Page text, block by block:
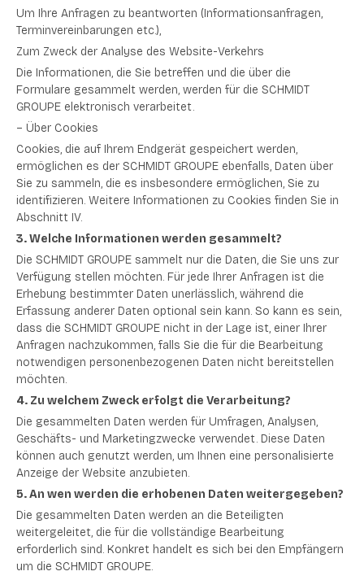
Um Ihre Anfragen zu beantworten (Informationsanfragen,
Terminvereinbarungen etc.),
Zum Zweck der Analyse des Website-Verkehrs
Die Informationen, die Sie betreffen und die über die
Formulare gesammelt werden, werden für die SCHMIDT
GROUPE elektronisch verarbeitet.
– Über Cookies
Cookies, die auf Ihrem Endgerät gespeichert werden,
ermöglichen es der SCHMIDT GROUPE ebenfalls, Daten über
Sie zu sammeln, die es insbesondere ermöglichen, Sie zu
identifizieren. Weitere Informationen zu Cookies finden Sie in
Abschnitt IV.
3. Welche Informationen werden gesammelt?
Die SCHMIDT GROUPE sammelt nur die Daten, die Sie uns zur
Verfügung stellen möchten. Für jede Ihrer Anfragen ist die
Erhebung bestimmter Daten unerlässlich, während die
Erfassung anderer Daten optional sein kann. So kann es sein,
dass die SCHMIDT GROUPE nicht in der Lage ist, einer Ihrer
Anfragen nachzukommen, falls Sie die für die Bearbeitung
notwendigen personenbezogenen Daten nicht bereitstellen
möchten.
4. Zu welchem Zweck erfolgt die Verarbeitung?
Die gesammelten Daten werden für Umfragen, Analysen,
Geschäfts- und Marketingzwecke verwendet. Diese Daten
können auch genutzt werden, um Ihnen eine personalisierte
Anzeige der Website anzubieten.
5.An wen werden die erhobenen Daten weitergegeben?
Die gesammelten Daten werden an die Beteiligten
weitergeleitet, die für die vollständige Bearbeitung
erforderlich sind. Konkret handelt es sich bei den Empfängern
um die SCHMIDT GROUPE.